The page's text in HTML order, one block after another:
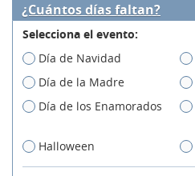
¿Cuántos días faltan?
Selecciona el evento:
Día de Navidad
Día de la Madre
Día de los Enamorados
Halloween